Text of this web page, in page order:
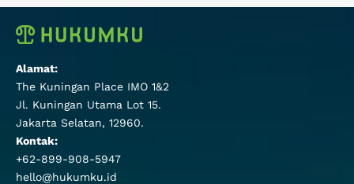
Alamat:
The Kuningan Place IMO 1&2
Jl. Kuningan Utama Lot 15.
Jakarta Selatan, 12960.
Kontak:
+62-899-908-5947
hello@hukumku.id